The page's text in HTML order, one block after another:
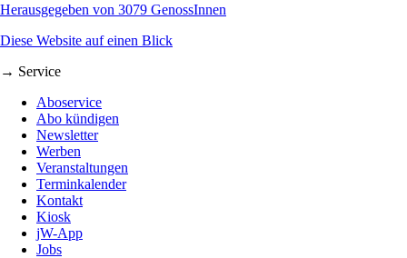
Herausgegeben von 3079 GenossInnen
Diese Website auf einen Blick
→ Service
Aboservice
Abo kündigen
Newsletter
Werben
Veranstaltungen
Terminkalender
Kontakt
Kiosk
jW-App
Jobs